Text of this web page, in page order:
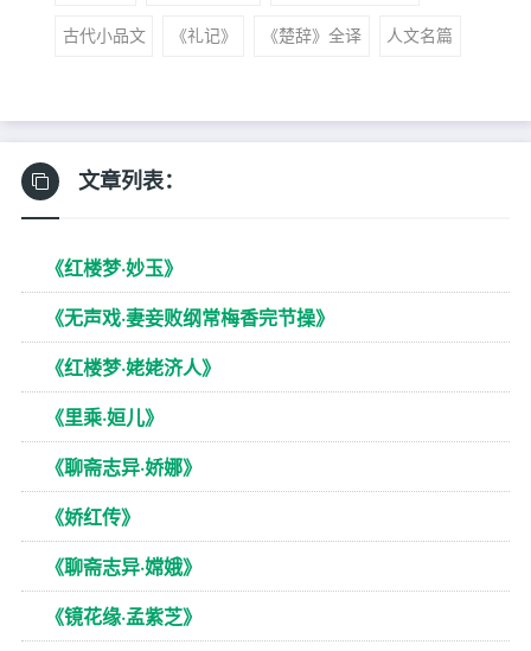
古代小品文 《礼记》 《楚辞》全译 人文名篇
文章列表：
《红楼梦·妙玉》
《无声戏·妻妾败纲常梅香完节操》
《红楼梦·姥姥济人》
《里乘·姮儿》
《聊斋志异·娇娜》
《娇红传》
《聊斋志异·嫦娥》
《镜花缘·孟紫芝》